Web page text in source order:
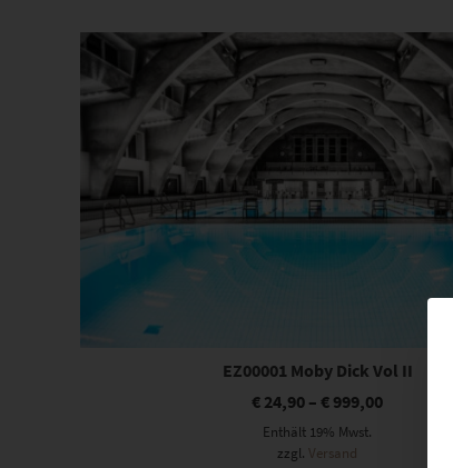
Dieses Produkt weist mehrere Varianten auf. Die Optionen können auf der Produktseite gewählt werden
EZ00001 Moby Dick Vol II
€ 24,90 –€ 999,00
Enthält 19% Mwst.
zzgl.Versand